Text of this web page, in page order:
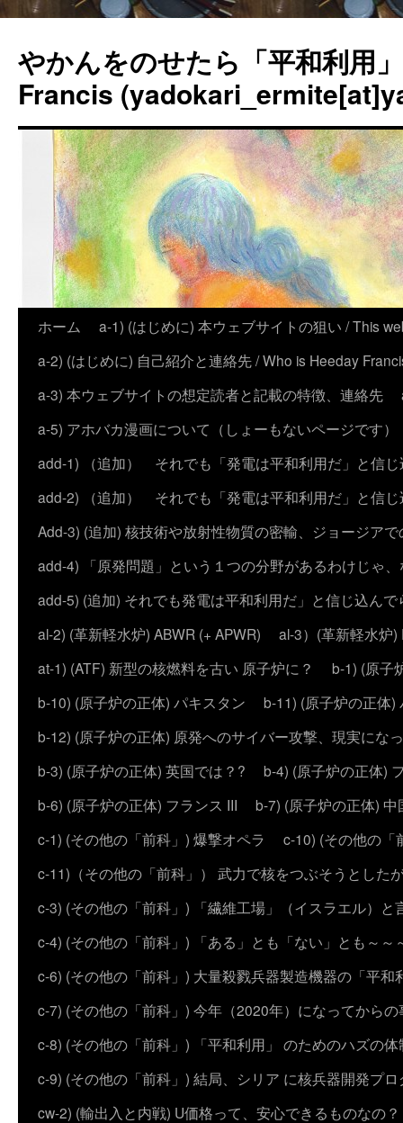
やかんをのせたら「平和利用
Francis
ホーム
a-1) (はじめに) 本ウェブサイトの狙い / This
a-2) (はじめに) 自己紹介と連絡先 / Who is Heeday
a-3) 本ウェブサイトの想定読者と記載の特徴、連絡先
a-5) アホバカ漫画について（しょーもないページです）
add-1) （追加） それでも「発電は平和利用だ」と信
add-2) （追加） それでも「発電は平和利用だ」と信
Add-3) (追加) 核技術や放射性物質の密輸、ジョージアで
add-4) 「原発問題」という１つの分野があるわけじゃ
add-5) (追加) それでも発電は平和利用だ」と信じ込ん
al-2) (革新軽水炉) ABWR (+ APWR)
al-3）(革新軽水炉)
at-1) (ATF) 新型の核燃料を古い 原子炉に？
b-1) (原子
b-10) (原子炉の正体) パキスタン
b-11) (原子炉の正体)
b-12) (原子炉の正体) 原発へのサイバー攻撃、現実にな
b-3) (原子炉の正体) 英国では？?
b-4) (原子炉の正体)
b-6) (原子炉の正体) フランス III
b-7) (原子炉の正体) 中
c-1) (その他の「前科」) 爆撃オペラ
c-10) (その他の「
c-11)（その他の「前科」） 武力で核をつぶそうとした
c-3) (その他の「前科」) 「繊維工場」（イスラエル）と
c-4) (その他の「前科」) 「ある」とも「ない」とも～～
c-6) (その他の「前科」) 大量殺戮兵器製造機器の「平
c-7) (その他の「前科」) 今年（2020年）になってからの
c-8) (その他の「前科」) 「平和利用」 のためのハズの
c-9) (その他の「前科」) 結局、シリア に核兵器開発プ
cw-2) (輸出入と内戦) U価格って、安心できるものなの？